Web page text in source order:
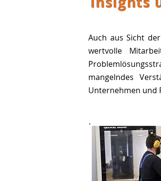
Auch aus Sicht
wertvolle
mangelndes
Unternehmen und